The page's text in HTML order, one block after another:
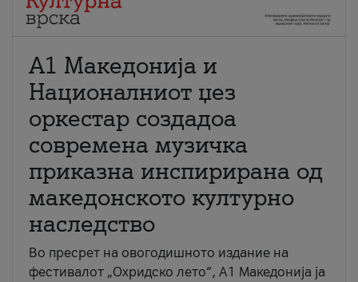
А1 Македонија и
Националниот џез
оркестар создадоа
современа музичка
приказна инспирирана од
македонското културно
наследство
Во пресрет на овогодишното издание на
фестивалот „Охридско лето“, А1 Македонија ја